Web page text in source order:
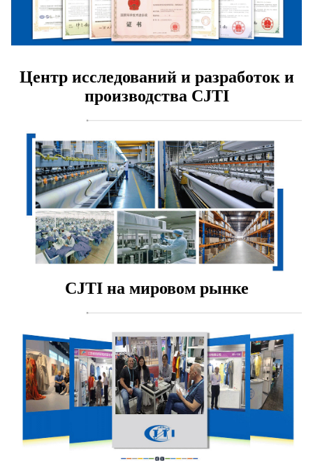
Центр исследований и разработок и
производства CJTI
CJTI на мировом рынке